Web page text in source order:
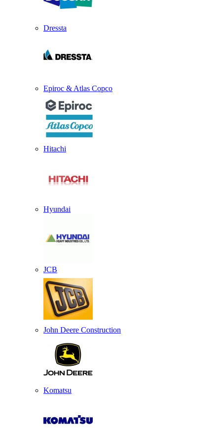
Dressta
Epiroc & Atlas Copco
Hitachi
Hyundai
JCB
John Deere Construction
Komatsu